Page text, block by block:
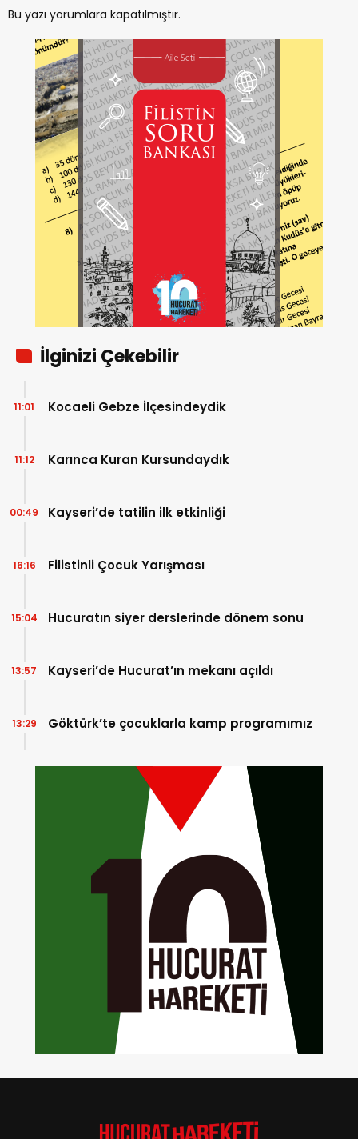
Bu yazı yorumlara kapatılmıştır.
İlginizi Çekebilir
Kocaeli Gebze İlçesindeydik
11:01
Karınca Kuran Kursundaydık
11:12
Kayseri’de tatilin ilk etkinliği
00:49
Filistinli Çocuk Yarışması
16:16
Hucuratın siyer derslerinde dönem sonu
15:04
Kayseri’de Hucurat’ın mekanı açıldı
13:57
Göktürk’te çocuklarla kamp programımız
13:29